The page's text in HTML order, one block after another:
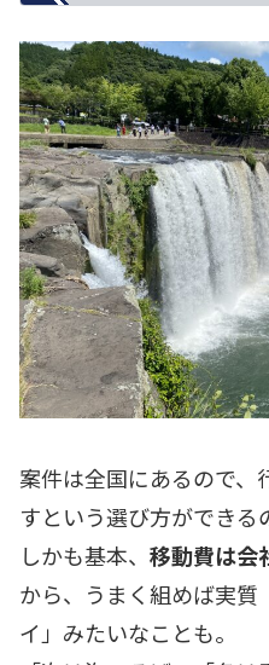
案件は全国にあるので
すという選び方ができる
しかも基本、 移動費は会
から、うまく組めば実
イ」みたいなことも。